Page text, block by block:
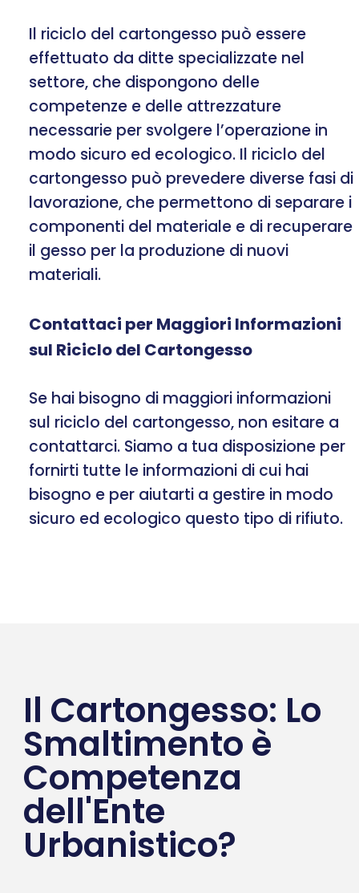
Il riciclo del cartongesso può essere
effettuato da ditte specializzate nel
settore, che dispongono delle
competenze e delle attrezzature
necessarie per svolgere l’operazione in
modo sicuro ed ecologico. Il riciclo del
cartongesso può prevedere diverse fasi di
lavorazione, che permettono di separare i
componenti del materiale e di recuperare
il gesso per la produzione di nuovi
materiali.
Contattaci per Maggiori Informazioni
sul Riciclo del Cartongesso
Se hai bisogno di maggiori informazioni
sul riciclo del cartongesso, non esitare a
contattarci. Siamo a tua disposizione per
fornirti tutte le informazioni di cui hai
bisogno e per aiutarti a gestire in modo
sicuro ed ecologico questo tipo di rifiuto.
Il Cartongesso: Lo
Smaltimento è
Competenza
dell'Ente
Urbanistico?